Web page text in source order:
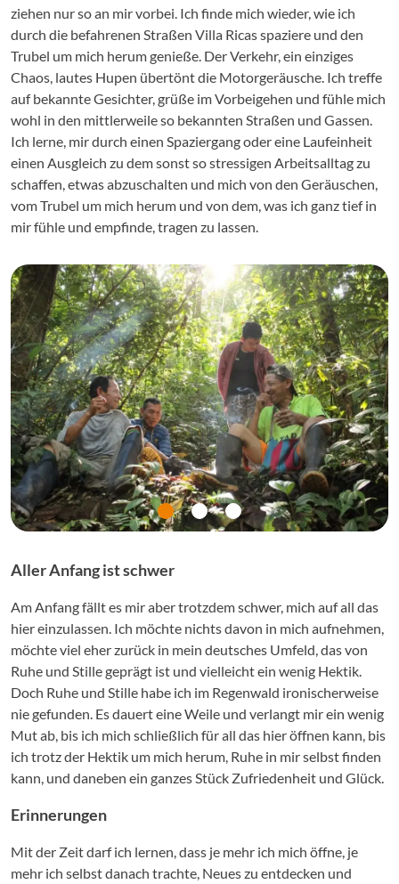
ziehen nur so an mir vorbei. Ich finde mich wieder, wie ich
durch die befahrenen Straßen Villa Ricas spaziere und den
Trubel um mich herum genieße. Der Verkehr, ein einziges
Chaos, lautes Hupen übertönt die Motorgeräusche. Ich treffe
auf bekannte Gesichter, grüße im Vorbeigehen und fühle mich
wohl in den mittlerweile so bekannten Straßen und Gassen.
Ich lerne, mir durch einen Spaziergang oder eine Laufeinheit
einen Ausgleich zu dem sonst so stressigen Arbeitsalltag zu
schaffen, etwas abzuschalten und mich von den Geräuschen,
vom Trubel um mich herum und von dem, was ich ganz tief in
mir fühle und empfinde, tragen zu lassen.
Aller Anfang ist schwer
Am Anfang fällt es mir aber trotzdem schwer, mich auf all das
hier einzulassen. Ich möchte nichts davon in mich aufnehmen,
möchte viel eher zurück in mein deutsches Umfeld, das von
Ruhe und Stille geprägt ist und vielleicht ein wenig Hektik.
Doch Ruhe und Stille habe ich im Regenwald ironischerweise
nie gefunden. Es dauert eine Weile und verlangt mir ein wenig
Mut ab, bis ich mich schließlich für all das hier öffnen kann, bis
ich trotz der Hektik um mich herum, Ruhe in mir selbst finden
kann, und daneben ein ganzes Stück Zufriedenheit und Glück.
Erinnerungen
Mit der Zeit darf ich lernen, dass je mehr ich mich öffne, je
mehr ich selbst danach trachte, Neues zu entdecken und